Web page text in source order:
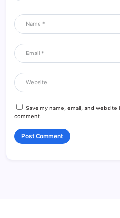
Save my name, email, and
comment.